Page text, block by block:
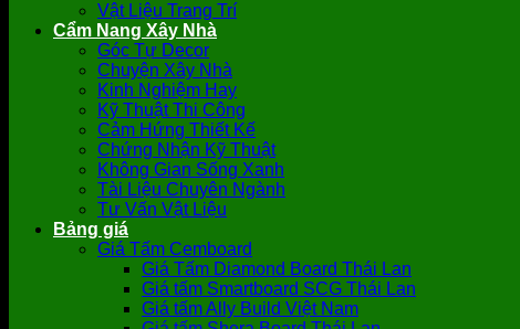
Vật Liệu Trang Trí
Cẩm Nang Xây Nhà
Góc Tự Decor
Chuyện Xây Nhà
Kinh Nghiệm Hay
Kỹ Thuật Thi Công
Cảm Hứng Thiết Kế
Chứng Nhận Kỹ Thuật
Không Gian Sống Xanh
Tài Liệu Chuyên Ngành
Tư Vấn Vật Liệu
Bảng giá
Giá Tấm Cemboard
Giá Tấm Diamond Board Thái Lan
Giá tấm Smartboard SCG Thái Lan
Giá tấm Ally Build Việt Nam